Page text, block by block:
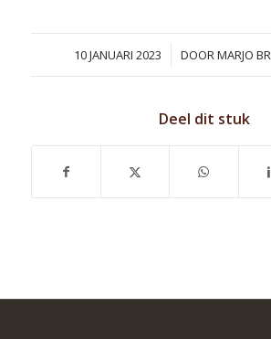
10 JANUARI 2023
/ DOORMARJO
Deel dit stuk